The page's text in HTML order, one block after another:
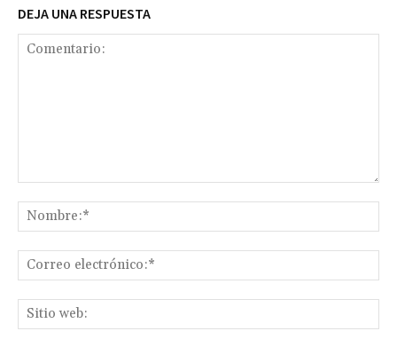
DEJA UNA RESPUESTA